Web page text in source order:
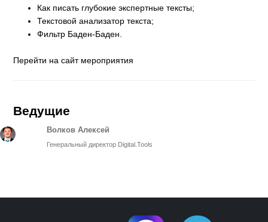
Как писать глубокие экспертные тексты;
Текстовой анализатор текста;
Фильтр Баден-Баден.
Перейти на сайт мероприятия
Ведущие
Волков Алексей
Генеральный директор Digital.Tools